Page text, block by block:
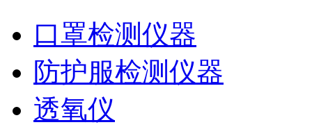
口罩检测仪器
防护服检测仪器
透氧仪